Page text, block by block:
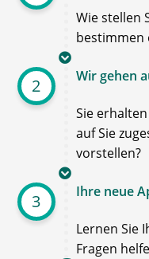
Wie stellen
bestimmen
2 Wir gehen
Sie
auf Sie
vorstellen?
3 Ihre neue
Lernen Sie
Fragen